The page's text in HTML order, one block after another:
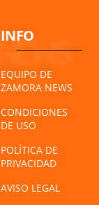
INFO
EQUIPO DE
ZAMORA NEWS
CONDICIONES
DE USO
POLÍTICA DE
PRIVACIDAD
AVISO LEGAL